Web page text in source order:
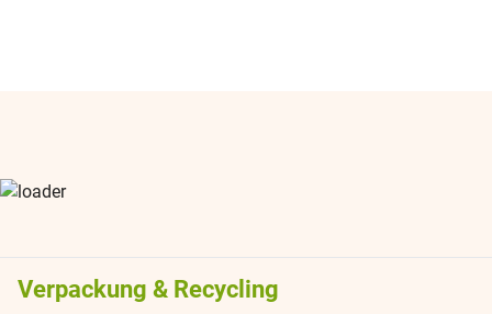
Verpackung & Recycling